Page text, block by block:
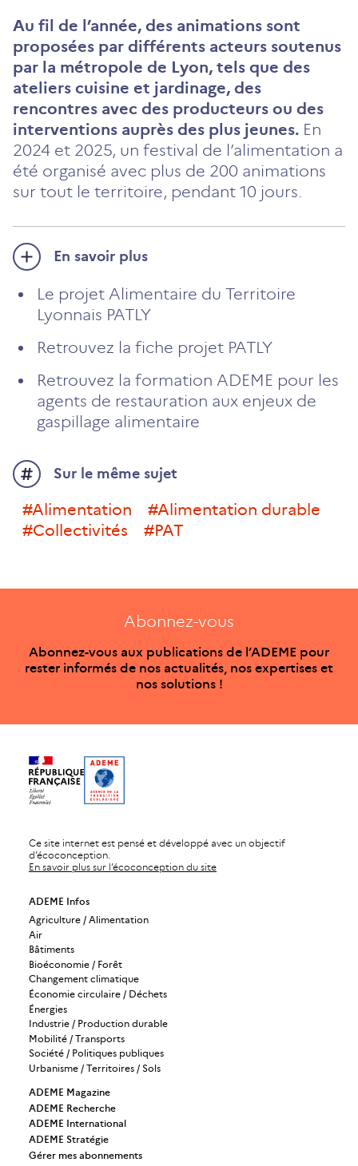
Au fil de l’année, des animations sont
proposées par différents acteurs soutenus
par la métropole de Lyon, tels que des
ateliers cuisine et jardinage, des
rencontres avec des producteurs ou des
interventions auprès des plus jeunes. En
2024 et 2025, un festival de l’alimentation a
été organisé avec plus de 200 animations
sur tout le territoire, pendant 10 jours.
En savoir plus
Le projet Alimentaire du Territoire
Lyonnais PATLY
Retrouvez la fiche projet PATLY
Retrouvez la formation ADEME pour les
agents de restauration aux enjeux de
gaspillage alimentaire
Sur le même sujet
#alimentation
#alimentation durable
#collectivités
#PAT
Abonnez-vous
Abonnez-vous aux publications de l’ADEME pour
rester informés de nos actualités, nos expertises et
nos solutions !
Ce site internet est pensé et développé avec un objectif
d’écoconception.
En savoir plus sur l’écoconception du site
ADEME Infos
Agriculture / Alimentation
Air
Bâtiments
Bioéconomie / Forêt
Changement climatique
Économie circulaire / Déchets
Énergies
Industrie / Production durable
Mobilité / Transports
Société / Politiques publiques
Urbanisme / Territoires / Sols
ADEME Magazine
ADEME Recherche
ADEME International
ADEME Stratégie
Gérer mes abonnements